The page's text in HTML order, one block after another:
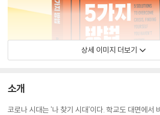
상세 이미지 더보기
소개
코로나 시대는 '나 찾기 시대'이다. 학교도 대면에서